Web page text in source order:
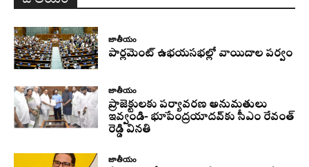
జాతీయం
పార్లమెంట్ ఉభయసభల్లో వాయిదాల పర్వం
జాతీయం
ప్రాజెక్టులకు పర్యావరణ అనుమతులు
ఇవ్వండి- భూపేంద్రయాదవ్‌కు సీఎం రేవంత్‌
రెడ్డి వినతి
జాతీయం